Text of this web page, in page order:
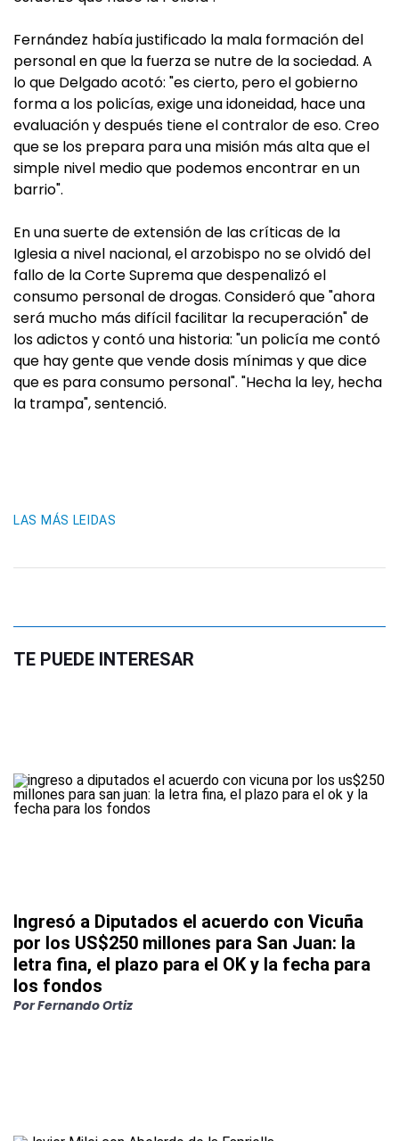
Fernández había justificado la mala formación del
personal en que la fuerza se nutre de la sociedad. A
lo que Delgado acotó: "es cierto, pero el gobierno
forma a los policías, exige una idoneidad, hace una
evaluación y después tiene el contralor de eso. Creo
que se los prepara para una misión más alta que el
simple nivel medio que podemos encontrar en un
barrio".
En una suerte de extensión de las críticas de la
Iglesia a nivel nacional, el arzobispo no se olvidó del
fallo de la Corte Suprema que despenalizó el
consumo personal de drogas. Consideró que "ahora
será mucho más difícil facilitar la recuperación" de
los adictos y contó una historia: "un policía me contó
que hay gente que vende dosis mínimas y que dice
que es para consumo personal". "Hecha la ley, hecha
la trampa", sentenció.
LAS MÁS LEIDAS
TE PUEDE INTERESAR
Ingresó a Diputados el acuerdo con Vicuña
por los US$250 millones para San Juan: la
letra fina, el plazo para el OK y la fecha para
los fondos
PorFernando Ortiz